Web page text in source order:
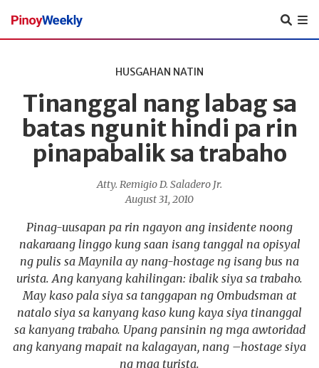
Pinoy
Weekly
HUSGAHAN NATIN
Tinanggal nang labag sa
batas ngunit hindi pa rin
pinapabalik sa trabaho
Atty. Remigio D. Saladero Jr.
August 31, 2010
Pinag-uusapan pa rin ngayon ang insidente noong
nakaraang linggo kung saan isang tanggal na opisyal
ng pulis sa Maynila ay nang-hostage ng isang bus na
urista. Ang kanyang kahilingan: ibalik siya sa trabaho.
May kaso pala siya sa tanggapan ng Ombudsman at
natalo siya sa kanyang kaso kung kaya siya tinanggal
sa kanyang trabaho. Upang pansinin ng mga awtoridad
ang kanyang mapait na kalagayan, nang –hostage siya
ng mga turista.